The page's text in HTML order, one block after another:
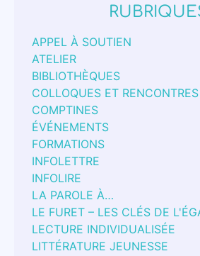
APPEL À SOUTIEN
ATELIER
BIBLIOTHÈQUES
COLLOQUES ET RENCONTRES
COMPTINES
ÉVÉNEMENTS
FORMATIONS
INFOLETTRE
INFOLIRE
LA PAROLE À…
LE FURET – LES CLÉS DE
LECTURE INDIVIDUALISÉE
LITTÉRATURE JEUNESSE